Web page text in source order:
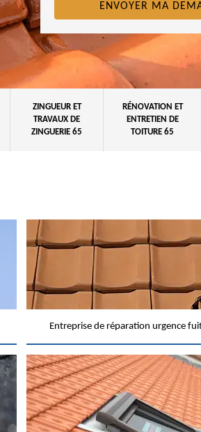
ZINGUEUR ET
TRAVAUX DE
ZINGUERIE 65
RÉNOVATION ET
ENTRETIEN DE
TOITURE 65
Entreprise de réparation urgence